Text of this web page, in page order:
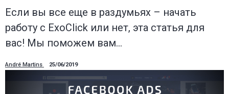
Если вы все еще в раздумьях – начать
работу с ExoClick или нет, эта статья для
вас! Мы поможем вам…
André Martins 25/06/2019